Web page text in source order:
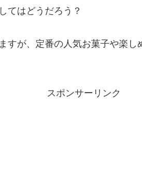
てはどうだろう？
すが、定番の人気お菓子や楽し
スポンサーリンク